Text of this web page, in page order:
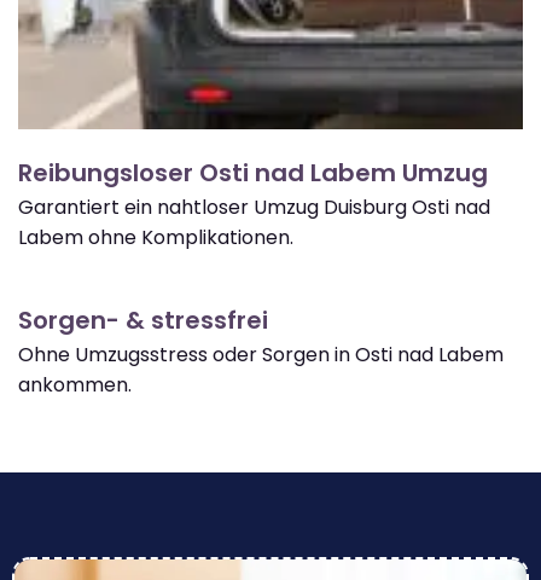
Reibungsloser Osti nad Labem Umzug
Garantiert ein nahtloser Umzug Duisburg Osti nad
Labem ohne Komplikationen.
Sorgen- & stressfrei
Ohne Umzugsstress oder Sorgen in Osti nad Labem
ankommen.